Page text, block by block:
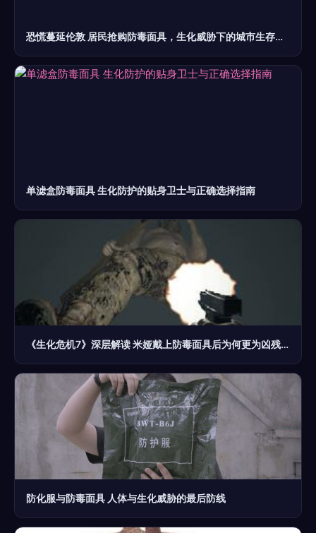
恐慌蔓延伦敦 居民抢购防毒面具，生化威胁下的城市生存焦虑
单滤盒防毒面具 生化防护的贴身卫士与正确选择指南
《生化危机7》深层解读 米娅戴上防毒面具后为何更为凶残？
防化服与防毒面具 人体与生化威胁的最后防线